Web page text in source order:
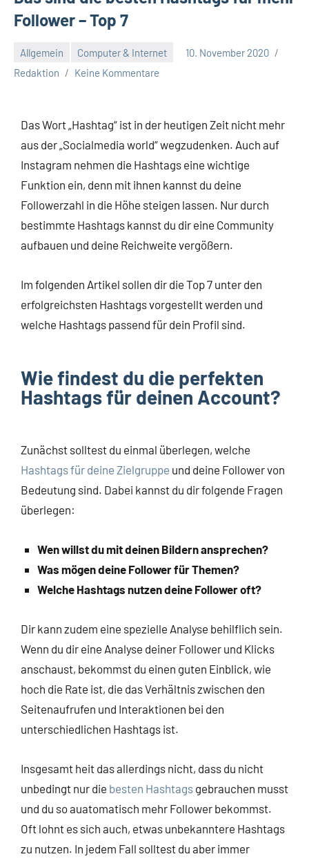
Follower – Top 7
Allgemein Computer & Internet
10. November 2020
Redaktion
Keine Kommentare
Das Wort „Hashtag“ ist in der heutigen Zeit nicht mehr
aus der „Socialmedia world“ wegzudenken. Auch auf
Instagram nehmen die Hashtags eine wichtige
Funktion ein, denn mit ihnen kannst du deine
Followerzahl in die Höhe steigen lassen. Nur durch
bestimmte Hashtags kannst du dir eine Community
aufbauen und deine Reichweite vergößern.
Im folgenden Artikel sollen dir die Top 7 unter den
erfolgreichsten Hashtags vorgestellt werden und
welche Hashtags passend für dein Profil sind.
Wie findest du die perfekten
Hashtags für deinen Account?
Zunächst solltest du einmal überlegen, welche
Hashtags für deine Zielgruppe und deine Follower von
Bedeutung sind. Dabei kannst du dir folgende Fragen
überlegen:
Wen willst du mit deinen Bildern ansprechen?
Was mögen deine Follower für Themen?
Welche Hashtags nutzen deine Follower oft?
Dir kann zudem eine spezielle Analyse behilflich sein.
Wenn du dir eine Analyse deiner Follower und Klicks
anschaust, bekommst du einen guten Einblick, wie
hoch die Rate ist, die das Verhältnis zwischen den
Seitenaufrufen und Interaktionen bei den
unterschiedlichen Hashtags ist.
Insgesamt heit das allerdings nicht, dass du nicht
unbedingt nur die besten Hashtags gebrauchen musst
und du so auatomatisch mehr Follower bekommst.
Oft lohnt es sich auch, etwas unbekanntere Hashtags
zu nutzen. In jedem Fall solltest du aber immer